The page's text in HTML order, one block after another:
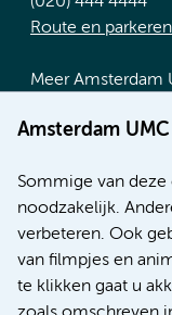
Amsterdam
Sommige van
noodzakelijk.
verbeteren. Ook
van filmpjes en
te klikken gaat u
Route en parkeren
Meer Amsterdam
Werken bij
Nieuws
Research
Educatie locatie
Educatie locatie